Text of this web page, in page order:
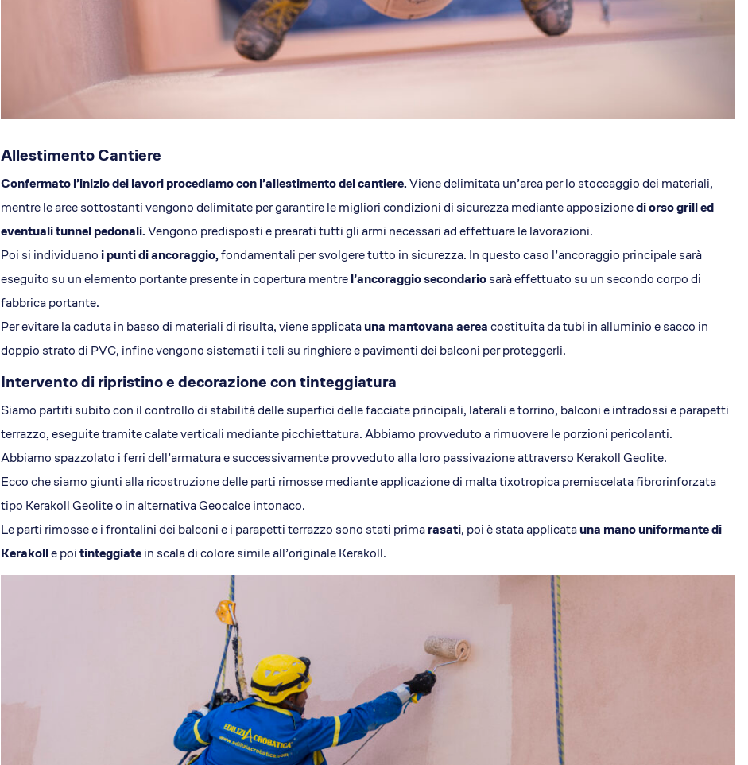
Allestimento Cantiere
Confermato l’inizio dei lavori procediamo con l’allestimento del cantiere.Viene delimitata un’area per lo stoccaggio dei materiali,
mentre le aree sottostanti vengono delimitate per garantire le migliori condizioni di sicurezza mediante apposizionedi orso grill ed
eventuali tunnel pedonali.Vengono predisposti e prearati tutti gli armi necessari ad effettuare le lavorazioni.
Poi si individuano i punti di ancoraggio,fondamentali per svolgere tutto in sicurezza. In questo caso l’ancoraggio principale sarà
eseguito su un elemento portante presente in copertura mentrel’ancoraggio secondariosarà effettuato su un secondo corpo di
fabbrica portante.
Per evitare la caduta in basso di materiali di risulta, viene applicatauna mantovana aereacostituita da tubi in alluminio e sacco in
doppio strato di PVC, infine vengono sistemati i teli su ringhiere e pavimenti dei balconi per proteggerli.
Intervento di ripristino e decorazione con tinteggiatura
Siamo partiti subito con il controllo di stabilità delle superfici delle facciate principali, laterali e torrino, balconi e intradossi e parapetti
terrazzo, eseguite tramite calate verticali mediante picchiettatura. Abbiamo provveduto a rimuovere le porzioni pericolanti.
Abbiamo spazzolato i ferri dell’armatura e successivamente provveduto alla loro passivazione attraverso Kerakoll Geolite.
Ecco che siamo giunti alla ricostruzione delle parti rimosse mediante applicazione di malta tixotropica premiscelata fibrorinforzata
tipo Kerakoll Geolite o in alternativa Geocalce intonaco.
Le parti rimosse e i frontalini dei balconi e i parapetti terrazzo sono stati primarasati, poi è stata applicatauna mano uniformante di
Kerakolle poitinteggiatein scala di colore simile all’originale Kerakoll.